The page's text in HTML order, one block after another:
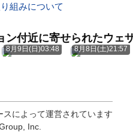
組みについて
ン付近に寄せられたウェ
8月9日(日)03:48 8月8日(土)21:57
によって運営されています
Inc.